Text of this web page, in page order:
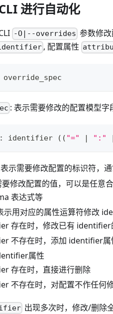
进行自动化
-O|--overrides 参数修
, 配置属性
: 表示需要修改的配置模型字
identifier (( "=" | ":"
示需要修改配置的标识符，
修改配置的值，可以是任意
表达式等
示用对应的属性运算符修改
存在时，修改已有 identifier
不存在时，添加 identifier属
属性
存在时，直接进行删除
不存在时，对配置不作任何
出现多次时，修改/删除